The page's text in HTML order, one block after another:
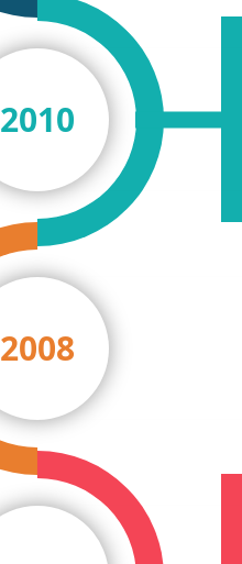
2010
2008